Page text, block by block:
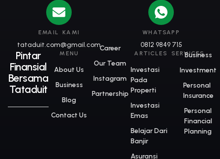
EMAIL KAMI
tataduit.com@gmail.com
WHATSAPP
0812 9849 715
Pintar
Finansial
Bersama
Tataduit
MENU
About Us
Business
Blog
Contact Us
Career
Our Team
Instagram
Partnership
ARTICLES
lnvestasi
Pada
Properti
Investasi
Emas
Belajar Dari
Banjir
Asuransi
SERVICES
Business
Investment
Personal
Insurance
Personal
Financial
Planning